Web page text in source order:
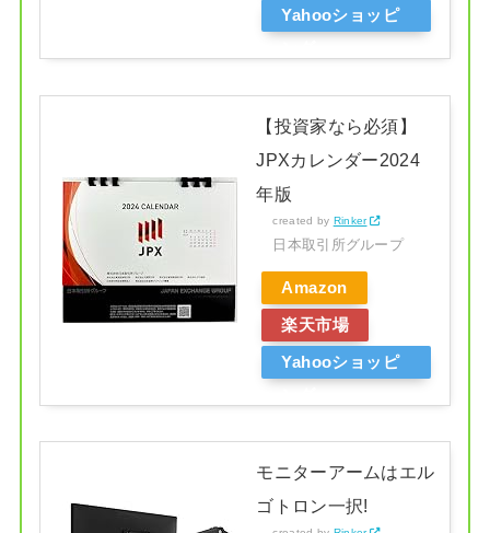
Yahooショッピ
【投資家なら必須】
JPXカレンダー2024
年版
created by Rinker
日本取引所グループ
Amazon
楽天市場
Yahooショッピ
モニターアームはエル
ゴトロン一択!